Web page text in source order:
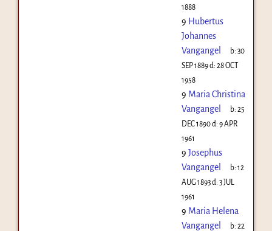
1888
9 Hubertus
Johannes
Vangangel
b:30
SEP 1889d: 28 OCT
1958
9 Maria Christina
Vangangel
b:25
DEC 1890d: 9 APR
1961
9 Josephus
Vangangel
b:12
AUG 1893d: 3 JUL
1961
9 Maria Helena
Vangangel
b:22